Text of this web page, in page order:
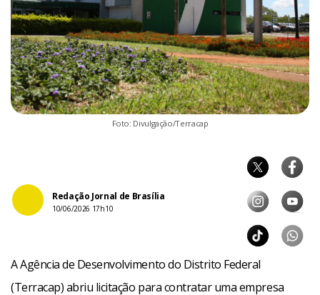
Foto: Divulgação/Terracap
Redação Jornal de Brasília
10/06/2026 17h10
A Agência de Desenvolvimento do Distrito Federal
(Terracap) abriu licitação para contratar uma empresa